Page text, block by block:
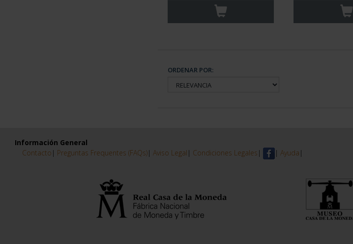
ORDENAR POR:
Información General
Contacto | Preguntas Frequentes (FAQs)| Aviso Legal | Condiciones Legales | | Ayuda |